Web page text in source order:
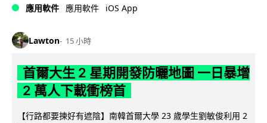
應用軟件 應用軟件 iOS App
Lawton 15 小時
首爾大生 2 星期開發防曬地圖 一日暴增
2 萬人下載衝榜首
【行路都要揀好有遮陰】南韓首爾大學 23 歲學生劉敏俊利用 2